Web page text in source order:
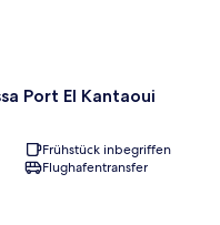
Port El Kantaoui
Frühstück inbegriffen
Flughafentransfer